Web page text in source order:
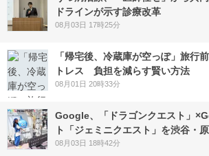
ドラインが示す診療改革
08月03日 17時25分
「帰宅後、冷蔵庫が空っぽ」旅行
トレス 負担を減らす賢い方法
08月01日 20時33分
Google、「ドラゴンクエスト」
ト「ジェミニクエスト」を渋谷・
08月03日 18時42分